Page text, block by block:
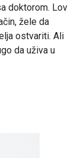
doktorom. Lov
žele da
ostvariti. Ali
da uživa u